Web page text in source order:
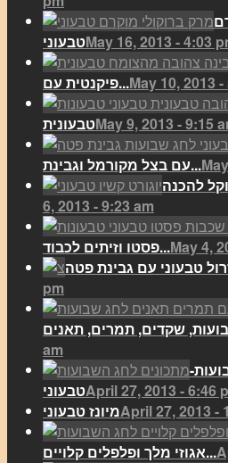
טבעוניMay 16, 2013 - 4:03
פיקנטית עם...May 10, 2013
טבעוניתMay 9, 2013 - 9:15
עם בצל מקורמל וגבינת...
להכנה
6, 2013 - 9:23 am
פסטו וזיתים לכבוד...May 4,
pm
am
טבעוניApril 27, 2013 - 6:46
מיונז טבעוניApril 27, 2013 -
אגוזי מלך ופלפלים קלויים...